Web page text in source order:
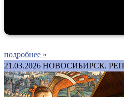
подробнее »
21.03.2026 НОВОСИБИРСК.